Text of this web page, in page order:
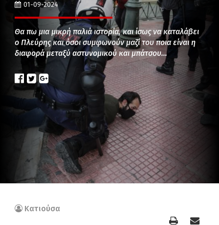
01-09-2024
Θα πω μια μικρή παλιά ιστορία, και ίσως να καταλάβει
ο Πλεύρης και όσοι συμφωνούν μαζί του ποια είναι η
διαφορά μεταξύ αστυνομικού και μπάτσου…
Κατιούσα